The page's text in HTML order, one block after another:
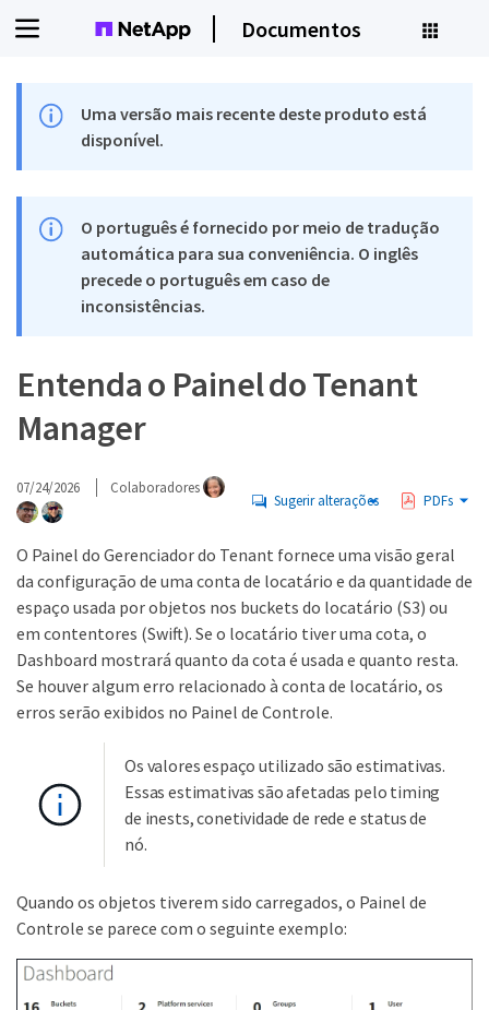
Documentos
Uma versão mais recente deste produto está
disponível.
O português é fornecido por meio de tradução
automática para sua conveniência. O inglês
precede o português em caso de
inconsistências.
Entenda o Painel do Tenant
Manager
07/24/2026 Colaboradores
Sugerir alterações PDFs
O Painel do Gerenciador do Tenant fornece uma visão geral
da configuração de uma conta de locatário e da quantidade de
espaço usada por objetos nos buckets do locatário (S3) ou
em contentores (Swift). Se o locatário tiver uma cota, o
Dashboard mostrará quanto da cota é usada e quanto resta.
Se houver algum erro relacionado à conta de locatário, os
erros serão exibidos no Painel de Controle.
Os valores espaço utilizado são estimativas.
Essas estimativas são afetadas pelo timing
de inests, conetividade de rede e status de
nó.
Quando os objetos tiverem sido carregados, o Painel de
Controle se parece com o seguinte exemplo: